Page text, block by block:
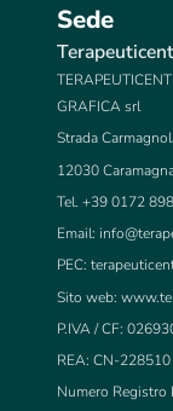
Sede
GRAFICA srl
Strada
12030
Tel. +39 0172
Email:
PEC:
Sito web:
P.IVA / CF:
REA: CN-228510
Numero